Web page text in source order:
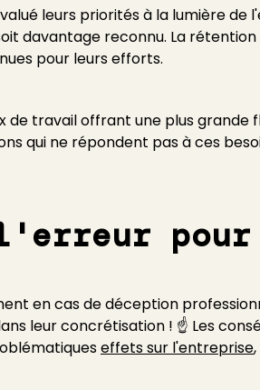
leurs priorités à la lumière de
davantage reconnu. La
pour leurs efforts.
de travail offrant une plus grande
qui ne répondent pas à ces
en cas de déception
leur concrétisation ! ☝ Les
effets sur l'entreprise